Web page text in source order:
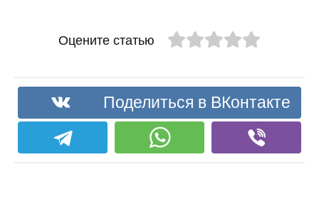
Оцените статью
Поделиться в ВКонтакте